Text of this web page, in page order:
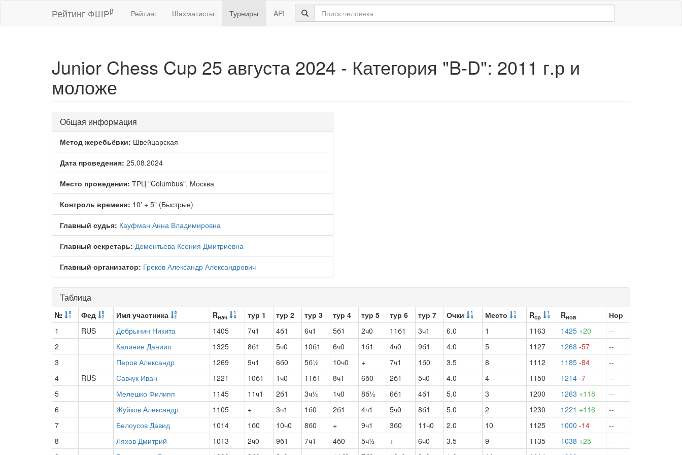
Рейтинг ФШРβ Рейтинг Шахматисты Турниры API
Junior Chess Cup 25 августа 2024 - Категория "B-D": 2011 г.р и
моложе
Общая информация
Метод жеребьёвки: Швейцарская
Дата проведения: 25.08.2024
Место проведения: ТРЦ "Columbus", Москва
Контроль времени: 10' + 5" (Быстрые)
Главный судья: Кауфман Анна Владимировна
Главный секретарь: Дементьева Ксения Дмитриевна
Главный организатор: Греков Александр Александрович
Таблица
№ Фед Имя участника Rнач тур 1 тур 2 тур 3 тур 4 тур 5 тур 6 тур 7 Очки Место Rср Rнов
Нор
1
RUS Добрынин Никита 1405 7ч1 4б1 6ч1 5б1 2ч0 11б1 3ч1 6.0 1 1163 1425 +20
--
2
Калинин Даниил 1325 8б1 5ч0 10б1 6ч0 1б1 4ч0 9б1 4.0 5 1127 1268 -57
--
3
Перов Александр 1269 9ч1 6б0 5б½ 10ч0 + 7ч1 1б0 3.5 8 1112 1185 -84
--
4
RUS Савчук Иван 1221 10б1 1ч0 11б1 8ч1 6б0 2б1 5ч0 4.0 4 1150 1214 -7
--
5
Мелешко Филипп 1145 11ч1 2б1 3ч½ 1ч0 8б½ 6б1 4б1 5.0 3 1200 1263 +118
--
6
Жуйков Александр 1105 + 3ч1 1б0 2б1 4ч1 5ч0 8б1 5.0 2 1230 1221 +116
--
7
Белоусов Давид 1014 1б0 10ч0 8б0 + 9ч1 3б0 11ч0 2.0 10 1125 1000 -14
--
8
Ляхов Дмитрий 1013 2ч0 9б1 7ч1 4б0 5ч½ + 6ч0 3.5 9 1135 1038 +25
--